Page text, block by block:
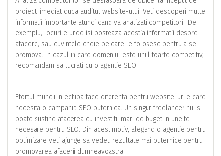
proiect, imediat dupa auditul website-ului. Veti descoperi multe
informatii importante atunci cand va analizati competitorii. De
exemplu, locurile unde isi posteaza acestia informatii despre
afacere, sau cuvintele cheie pe care le folosesc pentru a se
promova. In cazul in care domeniul este unul foarte competitiv,
recomandam sa lucrati cu o agentie SEO.
Efortul muncii in echipa face diferenta pentru website-urile care
necesita o campanie SEO puternica. Un singur freelancer nu isi
poate sustine afacerea cu investitii mari de buget in unelte
necesare pentru SEO. Din acest motiv, alegand o agentie pentru
optimizare veti ajunge sa vedeti rezultate mai puternice pentru
promovarea afacerii dumneavoastra.